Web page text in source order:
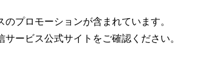
プロモーションが含まれています。
ービス公式サイトをご確認ください。